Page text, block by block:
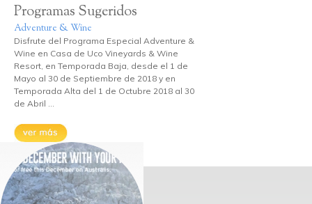
Programas Sugeridos
Adventure & Wine
Disfrute del Programa Especial Adventure &
Wine en Casa de Uco Vineyards & Wine
Resort, en Temporada Baja, desde el 1 de
Mayo al 30 de Septiembre de 2018 y en
Temporada Alta del 1 de Octubre 2018 al 30
de Abril ...